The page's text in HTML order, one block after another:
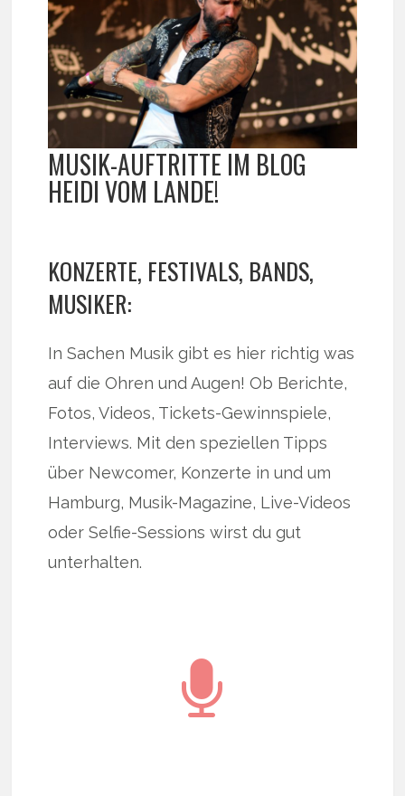
MUSIK-AUFTRITTE IM BLOG
HEIDI VOM LANDE!
KONZERTE, FESTIVALS, BANDS,
MUSIKER:
In Sachen Musik gibt es hier richtig was
auf die Ohren und Augen! Ob Berichte,
Fotos, Videos, Tickets-Gewinnspiele,
Interviews. Mit den speziellen Tipps
über Newcomer, Konzerte in und um
Hamburg, Musik-Magazine, Live-Videos
oder Selfie-Sessions wirst du gut
unterhalten.